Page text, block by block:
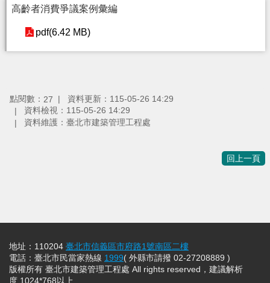
高齡者消費爭議案例彙編
pdf(6.42 MB)
點閱數： 27
資料更新：115-05-26 14:29
資料檢視：115-05-26 14:29
資料維護：臺北市建築管理工程處
回上一頁
地址：110204 臺北市信義區市府路1號南區二樓
電話：臺北市民當家熱線 1999( 外縣市請撥 02-27208889 )
版權所有 臺北市建築管理工程處 All rights reserved，建議解析
度 1024*768以上